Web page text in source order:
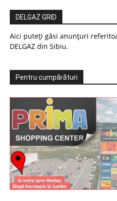
DELGAZ GRID
Aici puteți găsi anunțuri
DELGAZ din Sibiu.
Pentru cumpărături